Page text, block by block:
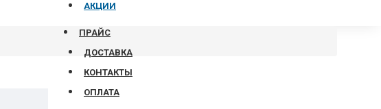
АКЦИИ
ПРАЙС
ДОСТАВКА
КОНТАКТЫ
ОПЛАТА